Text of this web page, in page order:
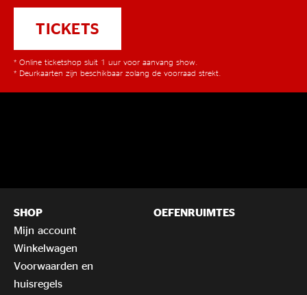
TICKETS
* Online ticketshop sluit 1 uur voor aanvang show.
* Deurkaarten zijn beschikbaar zolang de voorraad strekt.
SHOP
Mijn account
Winkelwagen
Voorwaarden en
huisregels
OEFENRUIMTES